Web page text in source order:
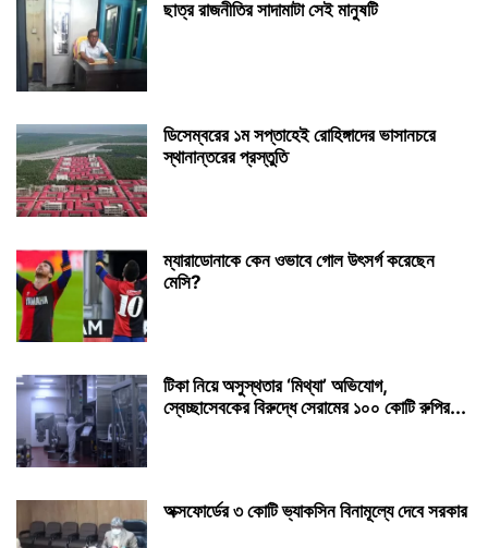
ছাত্র রাজনীতির সাদামাটা সেই মানুষটি
ডিসেম্বরের ১ম সপ্তাহেই রোহিঙ্গাদের ভাসানচরে
স্থানান্তরের প্রস্তুতি
ম্যারাডোনাকে কেন ওভাবে গোল উৎসর্গ করেছেন
মেসি?
টিকা নিয়ে অসুস্থতার ‘মিথ্যা’ অভিযোগ,
স্বেচ্ছাসেবকের বিরুদ্ধে সেরামের ১০০ কোটি রুপির...
অক্সফোর্ডের ৩ কোটি ভ্যাকসিন বিনামূল্যে দেবে সরকার